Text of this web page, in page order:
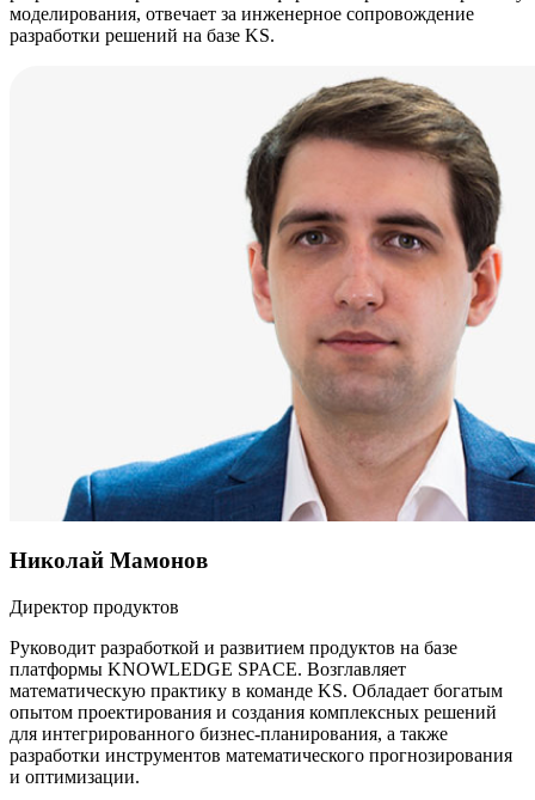
моделирования, отвечает за инженерное сопровождение
разработки решений на базе KS.
Николай Мамонов
Директор продуктов
Руководит разработкой и развитием продуктов на базе
платформы KNOWLEDGE SPACE. Возглавляет
математическую практику в команде KS. Обладает богатым
опытом проектирования и создания комплексных решений
для интегрированного бизнес-планирования, а также
разработки инструментов математического прогнозирования
и оптимизации.